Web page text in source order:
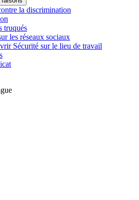
la discrimination
truqués
les réseaux sociaux
Sécurité sur le lieu de travail